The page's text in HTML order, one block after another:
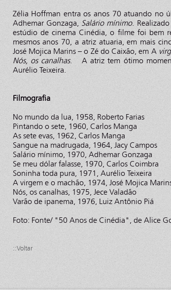
Zélia Hoffman entra os anos 70 atuando no
Adhemar Gonzaga, Salário mínimo.
estúdio de cinema Cinédia, o filme foi bem
mesmos anos 70, a atriz atuaria, em mais
José Mojica Marins – o Zé do Caixão, em A
Nós, os canalhas. A atriz tem ótimo
Aurélio Teixeira.
Filmografia
No mundo da lua, 1958, Roberto Farias
Pintando o sete, 1960, Carlos Manga
As sete evas, 1962, Carlos Manga
Sangue na madrugada, 1964, Jacy Campos
Salário mínimo, 1970, Adhemar Gonzaga
Se meu dólar falasse, 1970, Carlos Coimbra
Soninha toda pura, 1971, Aurélio Teixeira
A virgem e o machão, 1974, José Mojica
Nós, os canalhas, 1975, Jece Valadão
Varão de ipanema, 1976, Luiz Antônio Piá
Foto: Fonte/ "50 Anos de Cinédia", de Alice
::Voltar